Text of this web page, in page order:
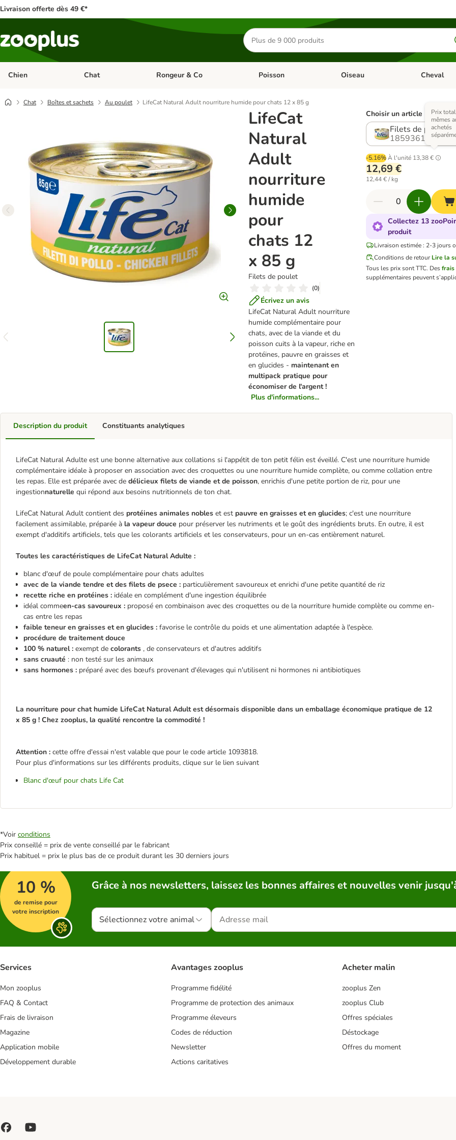
Livraison offerte dès 49 €*
Rechercher
des
produits
Chien Dérouler les catégories: Chien
Chat Dérouler les catégories: Chat
Rongeur & Co Dérouler les catégories: Rongeur & Co
Poisson Dérouler les catégories: Poisson
Oiseau Dérouler les
Cheval
Chat Boîtes et sachets Au poulet LifeCat Natural Adult nourriture humide pour chats 12 x 85 g
LifeCat
Natural
Adult
nourriture
humide
pour
chats 12
x 85 g
Filets de poulet
(0)
Écrivez un avis
LifeCat Natural Adult nourriture
humide complémentaire pour
chats, avec de la viande et du
poisson cuits à la vapeur, riche en
protéines, pauvre en graisses et
en glucides - maintenant en
multipack pratique pour
économiser de l'argent !
Plus d'informations...
Choisir un article (5
Filets de poulet
1859361.0
-5.16% À l'unité 13,38 €
Prix
mêmes
achetés
12,69 €
12,44 € / kg
Collectez 13
produit
Livraison estimée : 2-3 jours
Conditions de retour Lire la
Tous les prix sont TTC. Desfrais
supplémentaires peuvent
Description du produit
LifeCat Natural Adulte est une bonne alternative aux collations si l'appétit de ton petit félin est éveillé. C'est une nourriture humide
complémentaire idéale à proposer en association avec des croquettes ou une nourriture humide complète, ou comme collation entre
les repas. Elle est préparée avec de délicieux filets de viande et de poisson, enrichis d'une petite portion de riz, pour une
ingestionnaturelle qui répond aux besoins nutritionnels de ton chat.
LifeCat Natural Adult contient des protéines animales nobles et est pauvre en graisses et en glucides; c'est une nourriture
facilement assimilable, préparée à la vapeur douce pour préserver les nutriments et le goût des ingrédients bruts. En outre, il est
exempt d'additifs artificiels, tels que les colorants artificiels et les conservateurs, pour un en-cas entièrement naturel.
Toutes les caractéristiques de LifeCat Natural Adulte :
blanc d'œuf de poule complémentaire pour chats adultes
avec de la viande tendre et des filets de psece : particulièrement savoureux et enrichi d'une petite quantité de riz
recette riche en protéines : idéale en complément d'une ingestion équilibrée
idéal commeen-cas savoureux : proposé en combinaison avec des croquettes ou de la nourriture humide complète ou comme en-
cas entre les repas
faible teneur en graisses et en glucides : favorise le contrôle du poids et une alimentation adaptée à l'espèce.
procédure de traitement douce
100 % naturel : exempt de colorants , de conservateurs et d'autres additifs
sans cruauté : non testé sur les animaux
sans hormones : préparé avec des bœufs provenant d'élevages qui n'utilisent ni hormones ni antibiotiques
La nourriture pour chat humide LifeCat Natural Adult est désormais disponible dans un emballage économique pratique de 12
x 85 g ! Chez zooplus, la qualité rencontre la commodité !
Attention : cette offre d'essai n'est valable que pour le code article 1093818.
Pour plus d'informations sur les différents produits, clique sur le lien suivant
Blanc d'œuf pour chats Life Cat
Constituants analytiques
*Voir conditions
Prix conseillé = prix de vente conseillé par le fabricant
Prix habituel = prix le plus bas de ce produit durant les 30 derniers jours
10 %
de remise pour
votre inscription
Grâce à nos newsletters, laissez les bonnes affaires et nouvelles venir
Sélectionnez votre animal
Services
Mon zooplus
FAQ & Contact
Frais de livraison
Magazine
Application mobile
Développement durable
Avantages zooplus
Programme fidélité
Programme de protection des animaux
Programme éleveurs
Codes de réduction
Newsletter
Actions caritatives
Acheter malin
zooplus Zen
zooplus Club
Offres spéciales
Déstockage
Offres du moment